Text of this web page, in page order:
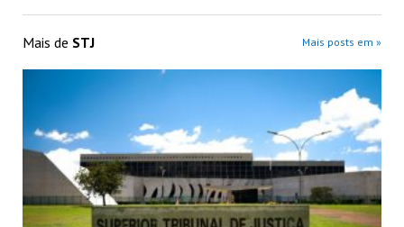
Mais de STJ Mais posts em »